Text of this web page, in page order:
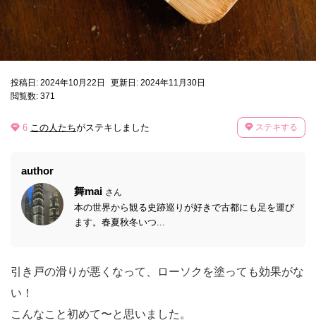
投稿日: 2024年10月22日
更新日: 2024年11月30日
閲覧数: 371
6 この人たちがステキしました ステキする
author
舞mai さん
本の世界から観る史跡巡りが好きで古都にも足を運び
ます。春夏秋冬いつ...
引き戸の滑りが悪くなって、ローソクを塗っても効果がな
い！
こんなこと初めて〜と思いました。